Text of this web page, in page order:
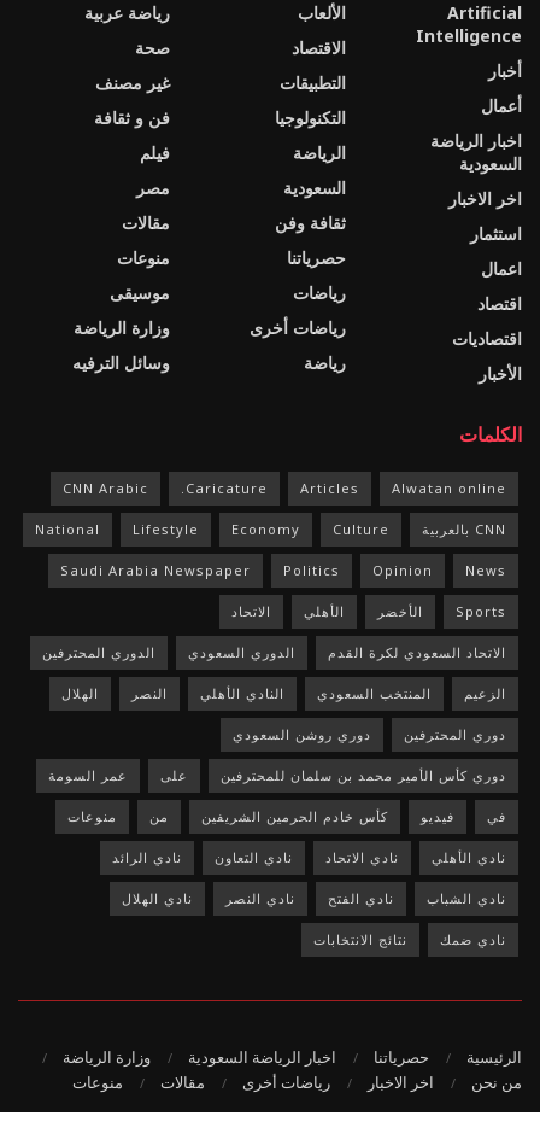
Artificial
Intelligence
أخبار
أعمال
اخبار الرياضة
السعودية
اخر الاخبار
استثمار
اعمال
اقتصاد
اقتصاديات
الأخبار
الألعاب
الاقتصاد
التطبيقات
التكنولوجيا
الرياضة
السعودية
ثقافة وفن
حصرياتنا
رياضات
رياضات أخرى
رياضة
رياضة عربية
صحة
غير مصنف
فن و ثقافة
فيلم
مصر
مقالات
منوعات
موسيقى
وزارة الرياضة
وسائل الترفيه
الكلمات
Alwatan online
Articles
Caricature.
CNN Arabic
CNN بالعربية Culture
Economy
Lifestyle
National
News
Opinion
Politics
Saudi Arabia Newspaper
Sports الأخضر الأهلي الاتحاد
الاتحاد السعودي لكرة القدم الدوري السعودي الدوري المحترفين
الزعيم المنتخب السعودي النادي الأهلي النصر الهلال
دوري المحترفين دوري روشن السعودي
دوري كأس الأمير محمد بن سلمان للمحترفين على عمر السومة
في فيديو كأس خادم الحرمين الشريفين من منوعات
نادي الأهلي نادي الاتحاد نادي التعاون نادي الرائد
نادي الشباب نادي الفتح نادي النصر نادي الهلال
نادي ضمك نتائج الانتخابات
الرئيسية حصرياتنا اخبار الرياضة السعودية
وزارة الرياضة
من نحن
اخر الاخبار رياضات أخرى مقالات منوعات